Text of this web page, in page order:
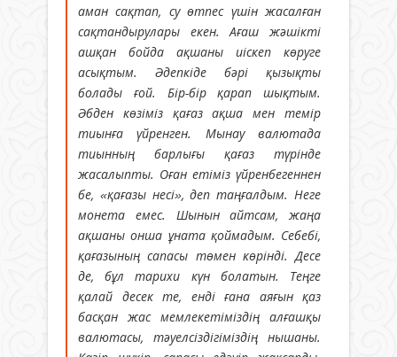
аман сақтап, су өтпес үшін жасалған
сақтандырулары екен. Ағаш жәшікті
ашқан бойда ақшаны иіскеп көруге
асықтым. Әдепкіде бәрі қызықты
болады ғой. Бір-бір қарап шықтым.
Әбден көзіміз қағаз ақша мен темір
тиынға үйренген. Мынау валютада
тиынның барлығы қағаз түрінде
жасалыпты. Оған етіміз үйренбегеннен
бе, «қағазы несі», деп таңғалдым. Неге
монета емес. Шынын айтсам, жаңа
ақшаны онша ұната қоймадым. Себебі,
қағазының сапасы төмен көрінді. Десе
де, бұл тарихи күн болатын. Теңге
қалай десек те, енді ғана аяғын қаз
басқан жас мемлекетіміздің алғашқы
валютасы, тәуелсіздігіміздің нышаны.